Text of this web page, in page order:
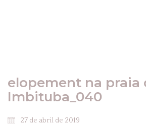
elopement na praia
Imbituba_040
27 de abril de 2019